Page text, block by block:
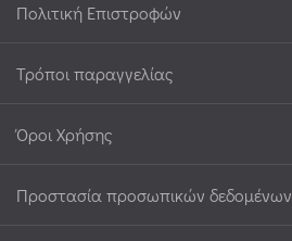
Πολιτική Επιστροφών
Τρόποι παραγγελίας
Όροι Χρήσης
Προστασία προσωπικών δεδομένων